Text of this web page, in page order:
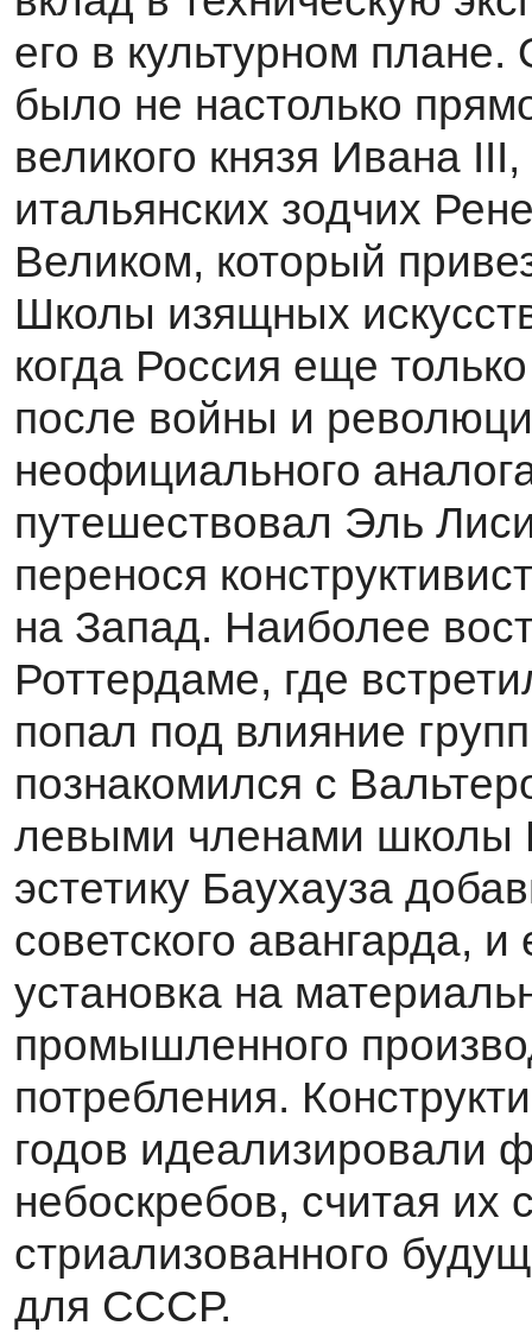
его в культурном
было не настолько
великого князя Ивана
итальянских зодчих
Великом, который
Школы изящных
когда Россия еще
после войны и
неофициального
путешествовал Эль
перенося
на Запад. Наиболее
Роттердаме, где
попал под влияние
познакомился с
левыми членами школы
эстетику Баухауза
советского авангарда,
установка на
промышленного
потребления.
годов идеализировали
небоскребов, считая
стриализованного
для СССР.